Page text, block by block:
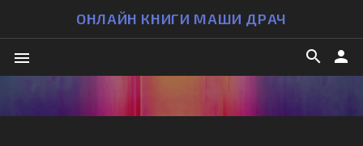
ОНЛАЙН КНИГИ МАШИ ДРАЧ
menu person
search